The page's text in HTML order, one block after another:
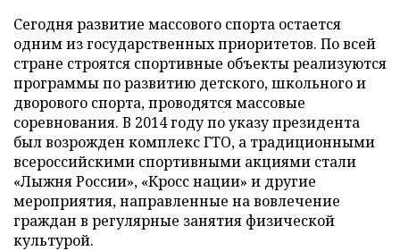
Сегодня развитие массового спорта остается
одним из государственных приоритетов. По всей
стране строятся спортивные объекты реализуются
программы по развитию детского, школьного и
дворового спорта, проводятся массовые
соревнования. В 2014 году по указу президента
был возрожден комплекс ГТО, а традиционными
всероссийскими спортивными акциями стали
«Лыжня России», «Кросс нации» и другие
мероприятия, направленные на вовлечение
граждан в регулярные занятия физической
культурой.